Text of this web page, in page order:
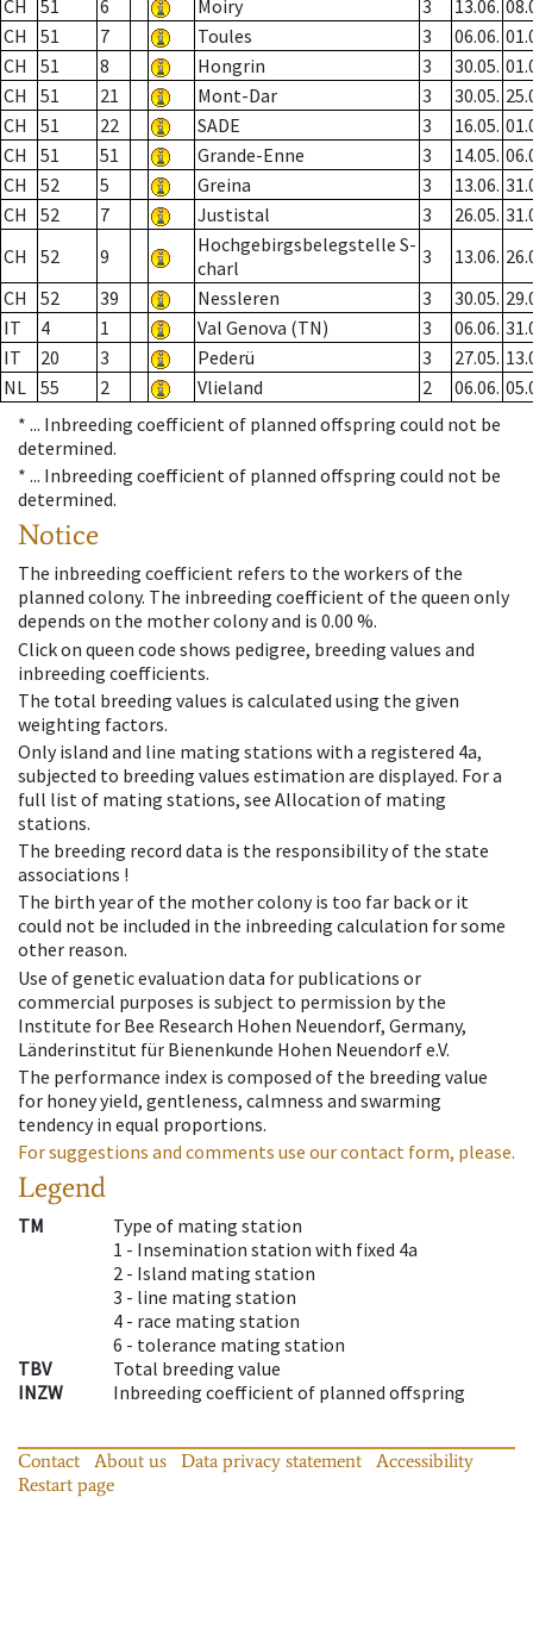
CH 51 6 Moiry 3 13.06.
CH
51 7 Toules 3 06.06.
CH
51 8 Hongrin 3 30.05.
CH
51 21 Mont-Dar 3 30.05.
CH
51 22 SADE 3 16.05.
CH
51 51 Grande-Enne 3 14.05.
CH
52 5 Greina 3 13.06.
CH
52 7 Justistal 3 26.05.
CH
52 9
Hochgebirgsbelegstelle S-
charl
3 13.06.
CH
52 39 Nessleren 3 30.05.
IT
4 1 Val Genova (TN) 3 06.06.
IT
20 3 Pederü 3 27.05.
NL 55 2 Vlieland 2 06.06.
* ... Inbreeding coefficient of planned offspring could not be
determined.
* ... Inbreeding coefficient of planned offspring could not be
determined.
Notice
The inbreeding coefficient refers to the workers of the
planned colony. The inbreeding coefficient of the queen only
depends on the mother colony and is 0.00 %.
Click on queen code shows pedigree, breeding values and
inbreeding coefficients.
The total breeding values is calculated using the given
weighting factors.
Only island and line mating stations with a registered 4a,
subjected to breeding values estimation are displayed. For a
full list of mating stations, see Allocation of mating
stations.
The breeding record data is the responsibility of the state
associations !
The birth year of the mother colony is too far back or it
could not be included in the inbreeding calculation for some
other reason.
Use of genetic evaluation data for publications or
commercial purposes is subject to permission by the
Institute for Bee Research Hohen Neuendorf, Germany,
Länderinstitut für Bienenkunde Hohen Neuendorf e.V.
The performance index is composed of the breeding value
for honey yield, gentleness, calmness and swarming
tendency in equal proportions.
For suggestions and comments use our contact form, please.
Legend
TM
Type of mating station
1 - Insemination station with fixed 4a
2 - Island mating station
3 - line mating station
4 - race mating station
6 - tolerance mating station
TBV
Total breeding value
INZW
Inbreeding coefficient of planned offspring
Contact About us Data privacy statement
Accessibility
Restart page